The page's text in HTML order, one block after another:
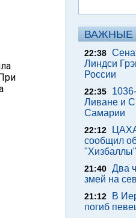
ВАЖНЫЕ
22:38
Линдси
России
22:35
Ливане и
Самарии
22:12
сообщил
21:40 Два
змей на
21:12
В
погиб